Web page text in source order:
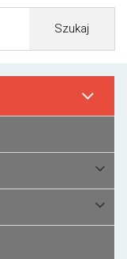
Szukaj